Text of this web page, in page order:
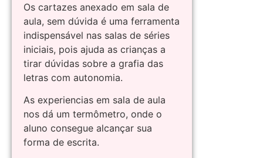
Os cartazes anexado em sala de
aula, sem dúvida é uma ferramenta
indispensável nas salas de séries
iniciais, pois ajuda as crianças a
tirar dúvidas sobre a grafia das
letras com autonomia.
As experiencias em sala de aula
nos dá um termômetro, onde o
aluno consegue alcançar sua
forma de escrita.